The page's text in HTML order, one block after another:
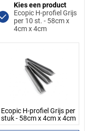
Kies een product
Ecopic H-profiel Grijs
per 10 st. - 58cm x
4cm x 4cm
Ecopic H-profiel Grijs per
stuk - 58cm x 4cm x 4cm